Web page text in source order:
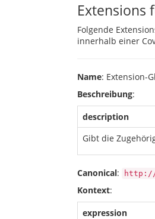
Extensions
Folgende
innerhalb einer
Name: Extension-
Beschreibung:
description
Gibt die
Canonical: http://
Kontext:
expression